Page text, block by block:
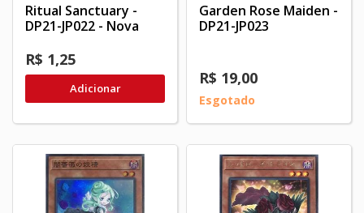
Ritual Sanctuary -
DP21-JP022 - Nova
R$ 1,25
Adicionar
Garden Rose Maiden -
DP21-JP023
R$ 19,00
Esgotado